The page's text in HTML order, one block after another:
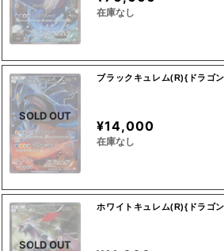
在庫なし
SOLD OUT
ブラックキュレム(R){ドラゴ
¥14,000
在庫なし
SOLD OUT
ホワイトキュレム(R){ドラゴ